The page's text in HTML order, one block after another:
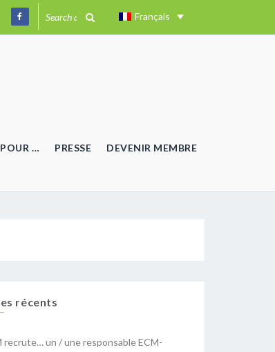
Français
… PRESSE DEVENIR MEMBRE
récents
recrute… un / une responsable ECM-